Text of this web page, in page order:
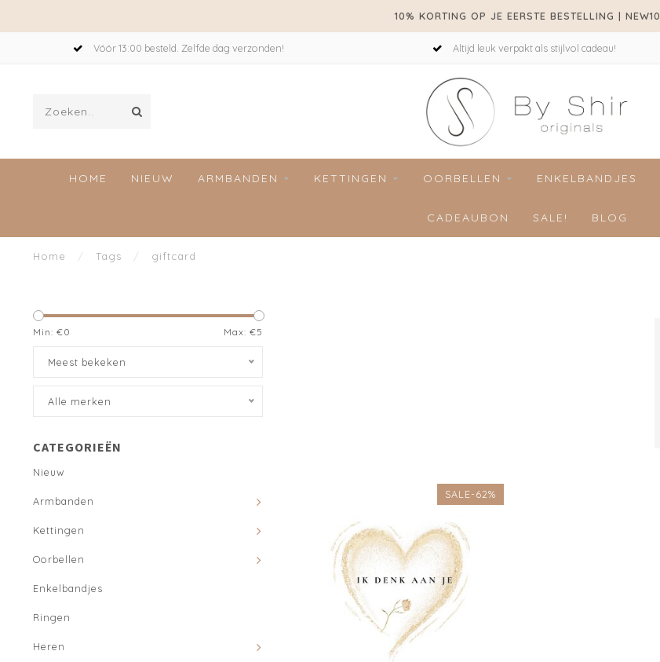
10% KORTING OP JE EERSTE BESTELLING | NEW10
Vóór 13:00 besteld. Zelfde dag verzonden! Altijd leuk verpakt als stijlvol cadeau!
HOME NIEUW ARMBANDEN KETTINGEN OORBELLEN ENKELBANDJES
CADEAUBON SALE! BLOG
Home / Tags / giftcard
Min: €0 Max: €5
Meest bekeken
Alle merken
CATEGORIEËN
Nieuw
Armbanden
Kettingen
Oorbellen
Enkelbandjes
Ringen
Heren
SALE-62%